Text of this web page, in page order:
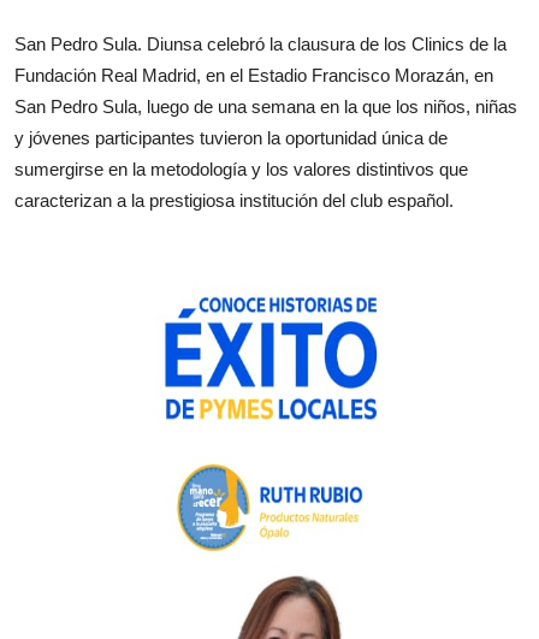
San Pedro Sula. Diunsa celebró la clausura de los Clinics de la
Fundación Real Madrid, en el Estadio Francisco Morazán, en
San Pedro Sula, luego de una semana en la que los niños, niñas
y jóvenes participantes tuvieron la oportunidad única de
sumergirse en la metodología y los valores distintivos que
caracterizan a la prestigiosa institución del club español.